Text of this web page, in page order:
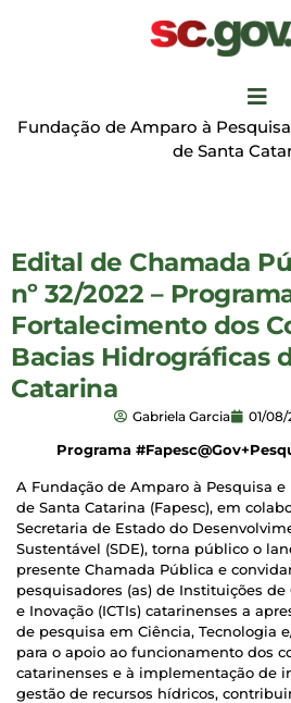
Fundação de Amparo à
de Santa
Edital de Chamada
nº 32/2022 –
Fortalecimento dos
Bacias Hidrográficas
Catarina
Gabriela Garcia 01/08/
Programa
A Fundação de Amparo à Pesquisa e
de Santa Catarina (Fapesc), em
Secretaria de Estado do
Sustentável (SDE), torna público o
presente Chamada Pública e
pesquisadores (as) de Instituições de
e Inovação (ICTIs) catarinenses a
de pesquisa em Ciência, Tecnologia
para o apoio ao funcionamento dos
catarinenses e à implementação de
gestão de recursos hídricos,